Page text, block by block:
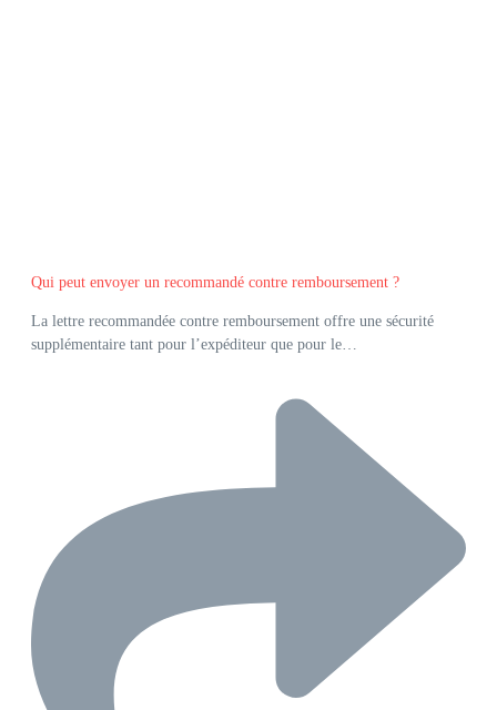
Qui peut envoyer un recommandé contre remboursement ?
La lettre recommandée contre remboursement offre une sécurité
supplémentaire tant pour l’expéditeur que pour le…